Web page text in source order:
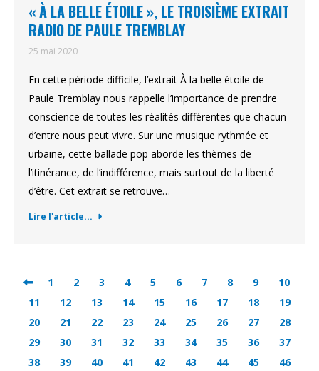
« À LA BELLE ÉTOILE », LE TROISIÈME EXTRAIT
RADIO DE PAULE TREMBLAY
25 mai 2020
En cette période difficile, l’extrait À la belle étoile de
Paule Tremblay nous rappelle l’importance de prendre
conscience de toutes les réalités différentes que chacun
d’entre nous peut vivre. Sur une musique rythmée et
urbaine, cette ballade pop aborde les thèmes de
l’itinérance, de l’indifférence, mais surtout de la liberté
d’être. Cet extrait se retrouve…
Lire l'article...
1 2 3 4 5 6 7 8 9
10
11
12 13 14 15 16 17 18
19
20
21 22 23 24 25 26 27
28
29
30 31 32 33 34 35 36
37
38
39 40 41 42 43 44 45
46